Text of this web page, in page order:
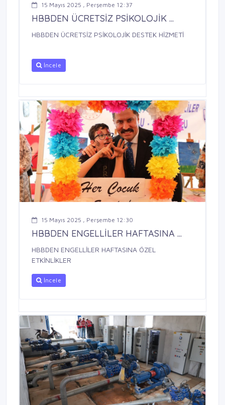
15 Mayıs 2025 , Perşembe 12:37
HBBDEN ÜCRETSİZ PSİKOLOJİK ...
HBBDEN ÜCRETSİZ PSİKOLOJİK DESTEK HİZMETİ
İncele
15 Mayıs 2025 , Perşembe 12:30
HBBDEN ENGELLİLER HAFTASINA ...
HBBDEN ENGELLİLER HAFTASINA ÖZEL
ETKİNLİKLER
İncele